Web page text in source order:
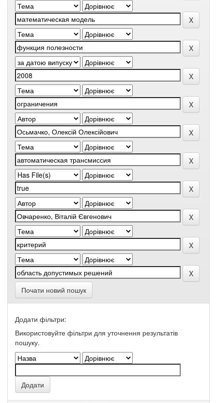
Почати новий пошук
Додати фільтри:
Використовуйте фільтри для уточнення результатів
пошуку.